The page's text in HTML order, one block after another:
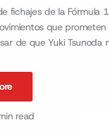
fichajes de la Fórmula
que prometen
de que Yuki Tsunoda
read